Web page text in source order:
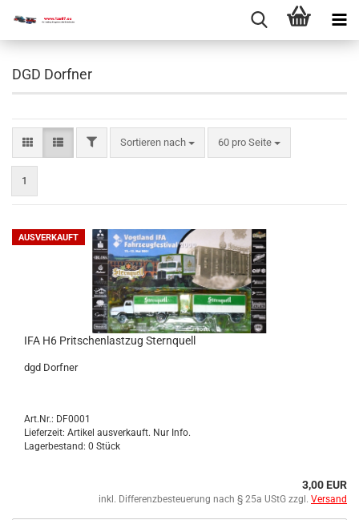
DGD Dorfner
Sortieren nach 60 pro Seite
1
AUSVERKAUFT
IFA H6 Prit­schen­last­zug Stern­quell
dgd Dorf­ner
Art.Nr.: DF0001
Lieferzeit: Artikel ausverkauft. Nur Info.
Lagerbestand: 0 Stück
3,00 EUR
inkl. Differenzbesteuerung nach § 25a UStG zzgl. Versand